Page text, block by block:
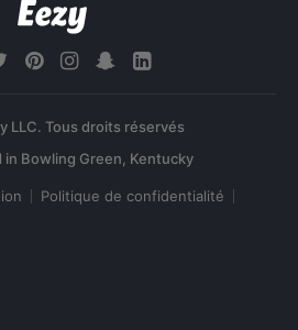
LLC. Tous droits réservés
Politique de confidentialité